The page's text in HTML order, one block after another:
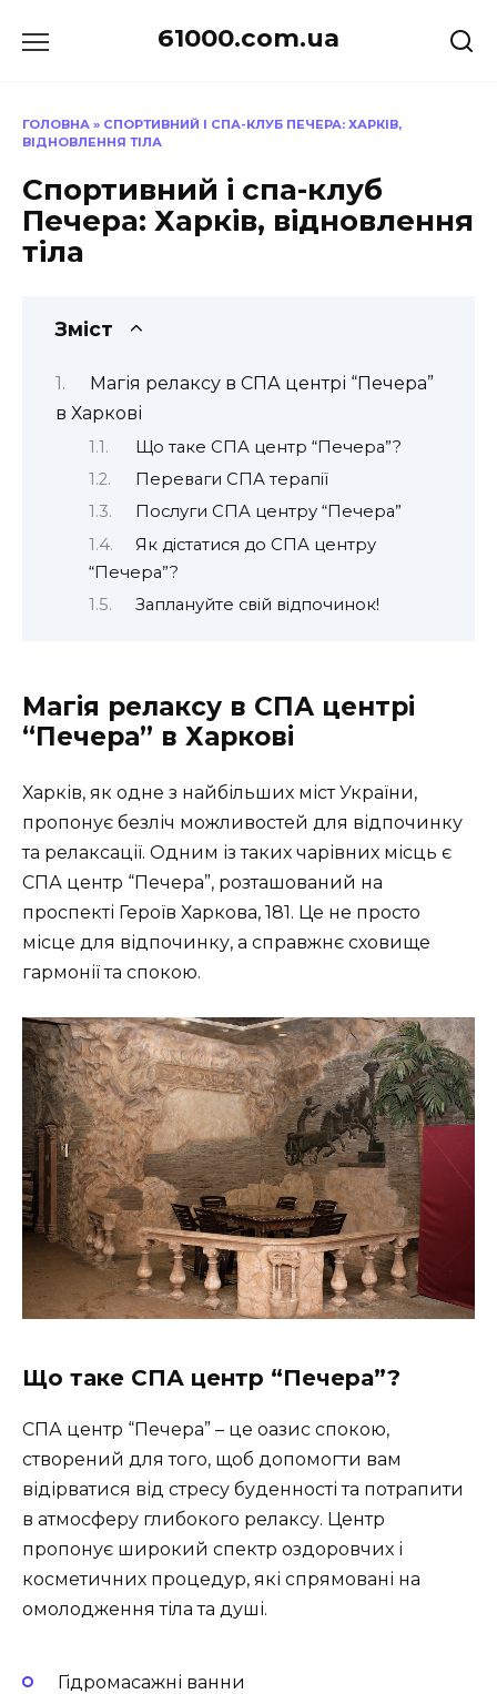
до
61000.com.ua
ГОЛОВНА » СПОРТИВНИЙ І СПА-КЛУБ ПЕЧЕРА: ХАРКІВ,
ВІДНОВЛЕННЯ ТІЛА
Спортивний і спа-клуб
Печера: Харків, відновлення
тіла
Зміст
Магія релаксу в СПА центрі “Печера”
в Харкові
Що таке СПА центр “Печера”?
Переваги СПА терапії
Послуги СПА центру “Печера”
Як дістатися до СПА центру
“Печера”?
Заплануйте свій відпочинок!
Магія релаксу в СПА центрі
“Печера” в Харкові
Харків, як одне з найбільших міст України,
пропонує безліч можливостей для відпочинку
та релаксації. Одним із таких чарівних місць є
СПА центр “Печера”, розташований на
проспекті Героїв Харкова, 181. Це не просто
місце для відпочинку, а справжнє сховище
гармонії та спокою.
Що таке СПА центр “Печера”?
СПА центр “Печера” – це оазис спокою,
створений для того, щоб допомогти вам
відірватися від стресу буденності та потрапити
в атмосферу глибокого релаксу. Центр
пропонує широкий спектр оздоровчих і
косметичних процедур, які спрямовані на
омолодження тіла та душі.
Гідромасажні ванни